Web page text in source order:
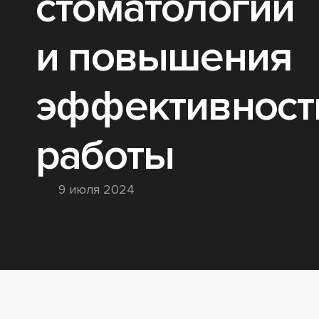
и повышения
работы
9 июля 2024